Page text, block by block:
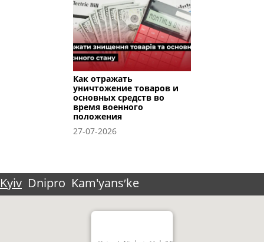
Как отражать
уничтожение товаров и
основных средств во
время военного
положения
27-07-2026
Kyiv Dnipro Kam'yansʹke